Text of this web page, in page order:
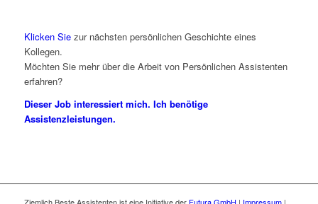
Klicken Siezur nächsten persönlichen Geschichte eines
Kollegen.
Möchten Sie mehr über die Arbeit von Persönlichen Assistenten
erfahren?
Dieser Job interessiert mich. Ich benötige
Assistenzleistungen.